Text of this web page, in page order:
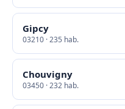
Gipcy
03210 · 235 hab.
Chouvigny
03450 · 232 hab.